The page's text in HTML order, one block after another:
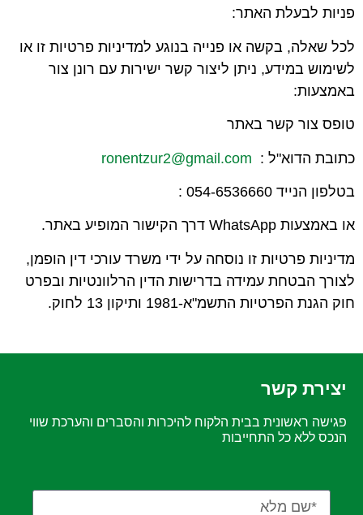
פניות לבעלת האתר:
לכל שאלה, בקשה או פנייה בנוגע למדיניות פרטיות זו או
לשימוש במידע, ניתן ליצור קשר ישירות עם רונן צור
באמצעות:
טופס צור קשר באתר
כתובת הדוא"ל : ronentzur2@gmail.com
בטלפון הנייד 054-6536660 :
או באמצעות WhatsApp דרך הקישור המופיע באתר.
מדיניות פרטיות זו נוסחה על ידי משרד עורכי דין הופמן,
לצורך הבטחת עמידה בדרישות הדין הרלוונטיות ובפרט
חוק הגנת הפרטיות התשמ"א-1981 ותיקון 13 לחוק.
יצירת קשר
פגישה ראשונית בבית הלקוח להיכרות והסברים והערכת שווי
הנכס ללא כל התחייבות